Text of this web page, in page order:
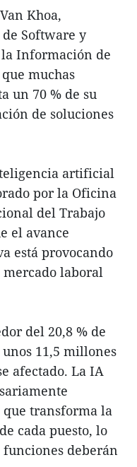
Khoa,
Software y
la Información de
muchas
un 70 % de su
de soluciones
artificial
por la Oficina
del Trabajo
el avance
está provocando
laboral
del 20,8 % de
11,5 millones
afectado. La IA
que transforma la
cada puesto, lo
deberán